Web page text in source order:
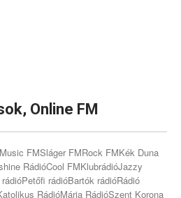
Online FM
FMSláger FMRock FMKék Duna
RádióCool FMKlubrádióJazzy
rádióBartók rádióRádió
RádióMária RádióSzent Korona